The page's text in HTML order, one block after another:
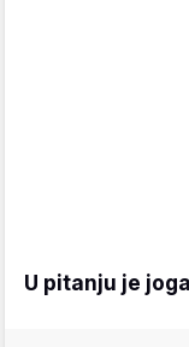
U pitanju je